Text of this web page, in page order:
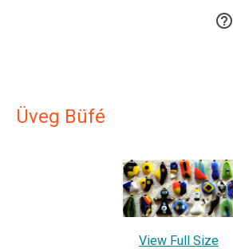

Üveg Büfé
View Full Size